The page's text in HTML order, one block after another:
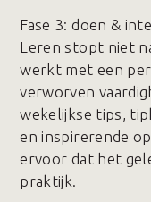
Fase 3️: doen &
Leren stopt niet
werkt met een
verworven
wekelijkse tips,
en inspirerende
ervoor dat het
praktijk.